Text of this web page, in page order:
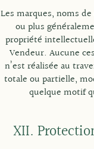
Les marques, noms
ou plus
propriété
Vendeur. Aucune
n’est réalisée au
totale ou partielle,
quelque motif
XII.